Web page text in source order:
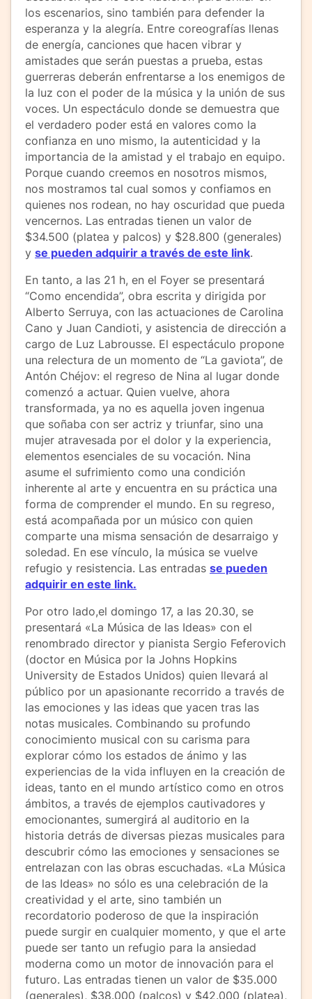
los escenarios, sino también para defender la
esperanza y la alegría. Entre coreografías llenas
de energía, canciones que hacen vibrar y
amistades que serán puestas a prueba, estas
guerreras deberán enfrentarse a los enemigos de
la luz con el poder de la música y la unión de sus
voces. Un espectáculo donde se demuestra que
el verdadero poder está en valores como la
confianza en uno mismo, la autenticidad y la
importancia de la amistad y el trabajo en equipo.
Porque cuando creemos en nosotros mismos,
nos mostramos tal cual somos y confiamos en
quienes nos rodean, no hay oscuridad que pueda
vencernos. Las entradas tienen un valor de
$34.500 (platea y palcos) y $28.800 (generales)
y se pueden adquirir a través de este link.
En tanto, a las 21 h, en el Foyer se presentará
“Como encendida”, obra escrita y dirigida por
Alberto Serruya, con las actuaciones de Carolina
Cano y Juan Candioti, y asistencia de dirección a
cargo de Luz Labrousse. El espectáculo propone
una relectura de un momento de “La gaviota”, de
Antón Chéjov: el regreso de Nina al lugar donde
comenzó a actuar. Quien vuelve, ahora
transformada, ya no es aquella joven ingenua
que soñaba con ser actriz y triunfar, sino una
mujer atravesada por el dolor y la experiencia,
elementos esenciales de su vocación. Nina
asume el sufrimiento como una condición
inherente al arte y encuentra en su práctica una
forma de comprender el mundo. En su regreso,
está acompañada por un músico con quien
comparte una misma sensación de desarraigo y
soledad. En ese vínculo, la música se vuelve
refugio y resistencia. Las entradas se pueden
adquirir en este link.
Por otro lado,el domingo 17, a las 20.30, se
presentará «La Música de las Ideas» con el
renombrado director y pianista Sergio Feferovich
(doctor en Música por la Johns Hopkins
University de Estados Unidos) quien llevará al
público por un apasionante recorrido a través de
las emociones y las ideas que yacen tras las
notas musicales. Combinando su profundo
conocimiento musical con su carisma para
explorar cómo los estados de ánimo y las
experiencias de la vida influyen en la creación de
ideas, tanto en el mundo artístico como en otros
ámbitos, a través de ejemplos cautivadores y
emocionantes, sumergirá al auditorio en la
historia detrás de diversas piezas musicales para
descubrir cómo las emociones y sensaciones se
entrelazan con las obras escuchadas. «La Música
de las Ideas» no sólo es una celebración de la
creatividad y el arte, sino también un
recordatorio poderoso de que la inspiración
puede surgir en cualquier momento, y que el arte
puede ser tanto un refugio para la ansiedad
moderna como un motor de innovación para el
futuro. Las entradas tienen un valor de $35.000
(generales), $38.000 (palcos) y $42.000 (platea),